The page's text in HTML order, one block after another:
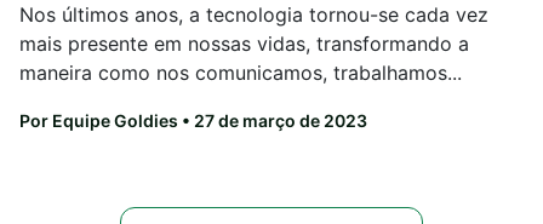
Nos últimos anos, a tecnologia tornou-se cada vez
mais presente em nossas vidas, transformando a
maneira como nos comunicamos, trabalhamos...
Por Equipe Goldies • 27 de março de 2023